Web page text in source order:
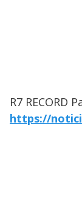
R7 RECORD
https://